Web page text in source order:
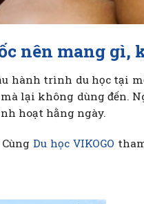
nên mang gì,
hành trình du học tại
lại không dùng đến.
hoạt hằng ngày.
Cùng Du học VIKOGO